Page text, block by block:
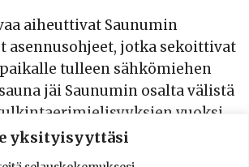
yksityisyyttäsi
aiheuttivat Saunumin
asennusohjeet, jotka sekoittivat
tulleen sähkömiehen
jäi Saunumin osalta välistä
vuoksi.
ja uuden sähköasentajan